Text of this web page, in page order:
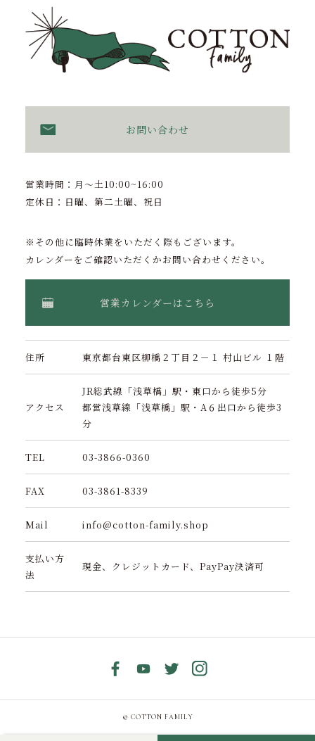
お問い合わせ
営業時間：月〜土10:00~16:00
定休日：日曜、第二土曜、祝日
※その他に臨時休業をいただく際もございます。
カレンダーをご確認いただくかお問い合わせください。
営業カレンダーはこちら
住所 東京都台東区柳橋２丁目２－１ 村山ビル １階
アクセス
JR総武線「浅草橋」駅・東口から徒歩5分
都営浅草線「浅草橋」駅・A６出口から徒歩3
分
TEL 03-3866-0360
FAX 03-3861-8339
Mail info@cotton-family.shop
支払い方
法
現金、クレジットカード、PayPay決済可
© COTTON FAMILY